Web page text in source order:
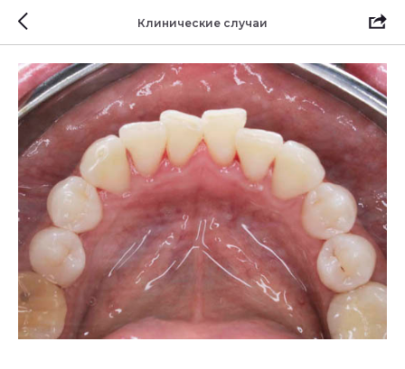
Клинические случаи